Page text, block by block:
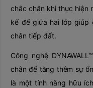
chắc chắn khi thực hiện
kế đế giữa hai lớp giúp
chân tiếp đất.
Công nghệ
chân để tăng thêm sự
là một tính năng hữu